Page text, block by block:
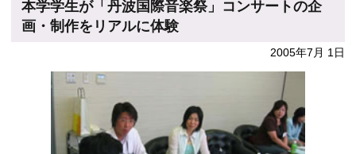
本学学生が「丹波国際音楽祭」コンサートの企
画・制作をリアルに体験
2005年7月 1日